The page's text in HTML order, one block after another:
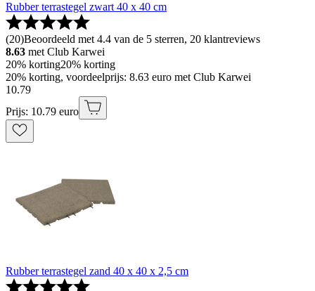
Rubber terrastegel zwart 40 x 40 cm
(20)Beoordeeld met 4.4 van de 5 sterren, 20 klantreviews
8.63 met Club Karwei
20% korting20% korting
20% korting, voordeelprijs: 8.63 euro met Club Karwei
10.79
Prijs: 10.79 euro
Rubber terrastegel zand 40 x 40 x 2,5 cm